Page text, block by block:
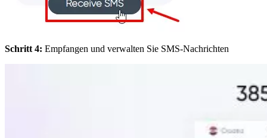
Schritt 4: Empfangen und verwalten Sie SMS-Nachrichten